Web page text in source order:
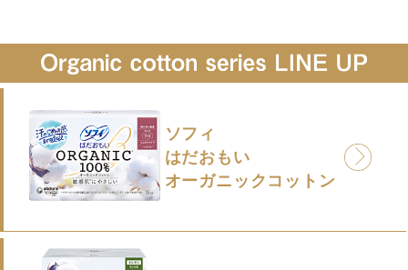
ソフィ
はだおもい
オーガニックコットン